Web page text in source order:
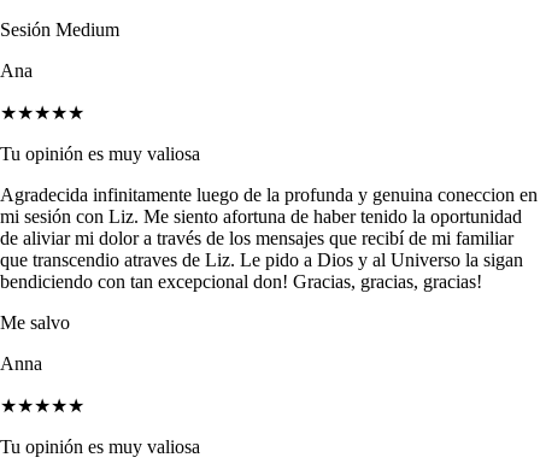
Sesión Medium
Ana
★★★★★
Tu opinión es muy valiosa
Agradecida infinitamente luego de la profunda y genuina coneccion en
mi sesión con Liz. Me siento afortuna de haber tenido la oportunidad
de aliviar mi dolor a través de los mensajes que recibí de mi familiar
que transcendio atraves de Liz. Le pido a Dios y al Universo la sigan
bendiciendo con tan excepcional don! Gracias, gracias, gracias!
Me salvo
Anna
★★★★★
Tu opinión es muy valiosa